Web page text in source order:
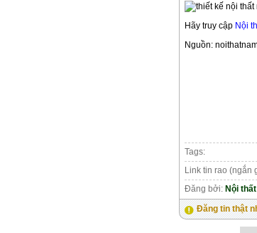
Hãy truy cập Nội
Nguồn:
Tags:
Link tin rao (ngắn
Đăng bởi: Nội
Đăng tin thật